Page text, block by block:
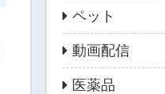
ペット
動画配信
医薬品